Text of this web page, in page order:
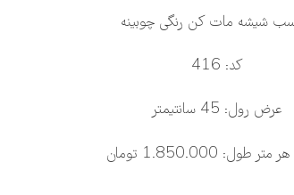
شیشه مات کن رنگی چوبینه
کد: 416
عرض رول: 45 سانتیمتر
طول: 1.850.000 تومان